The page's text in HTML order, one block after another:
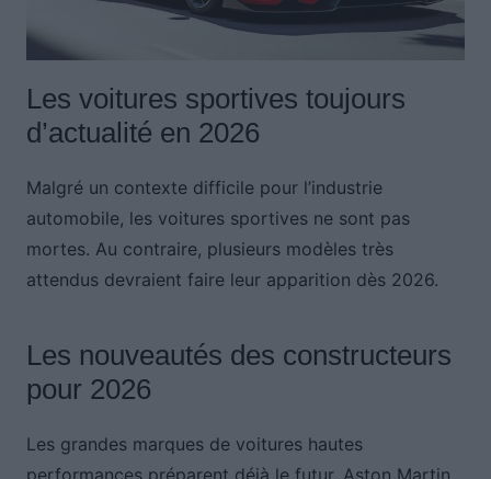
Les voitures sportives toujours
d’actualité en 2026
Malgré un contexte difficile pour l’industrie
automobile, les voitures sportives ne sont pas
mortes. Au contraire, plusieurs modèles très
attendus devraient faire leur apparition dès 2026.
Les nouveautés des constructeurs
pour 2026
Les grandes marques de voitures hautes